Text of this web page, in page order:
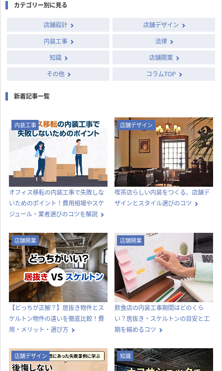
カテゴリー別に見る
店舗設計
店舗デザイン
内装工事
法律
知識
店舗開業
その他
コラムTOP
新着記事一覧
内装工事
オフィス移転の内装工事で失敗しな
いためのポイント！費用相場やスケ
ジュール・業者選びのコツを解説
店舗デザイン
喫茶店らしい内装をつくる、店舗デ
ザインとスタイル選びのコツ
店舗開業
【どっちが正解？】居抜き物件とス
ケルトン物件の違いを徹底比較！費
用・メリット・選び方
店舗開業
飲食店の内装工事期間はどのくら
い？居抜き・スケルトンの目安と工
期を縮めるコツ
店舗デザイン 知識